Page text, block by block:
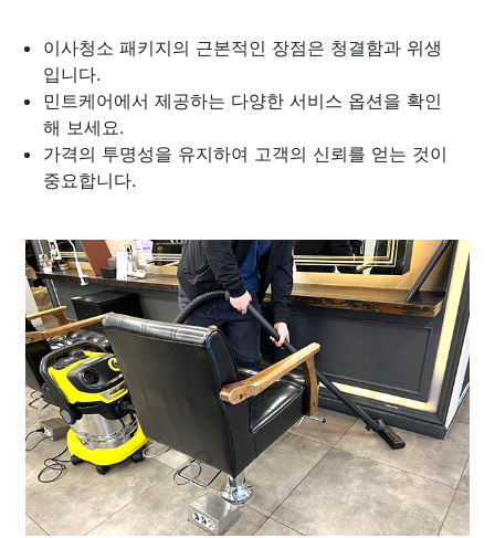
이사청소 패키지의 근본적인 장점은 청결함과 위생
입니다.
민트케어에서 제공하는 다양한 서비스 옵션을 확인
해 보세요.
가격의 투명성을 유지하여 고객의 신뢰를 얻는 것이
중요합니다.